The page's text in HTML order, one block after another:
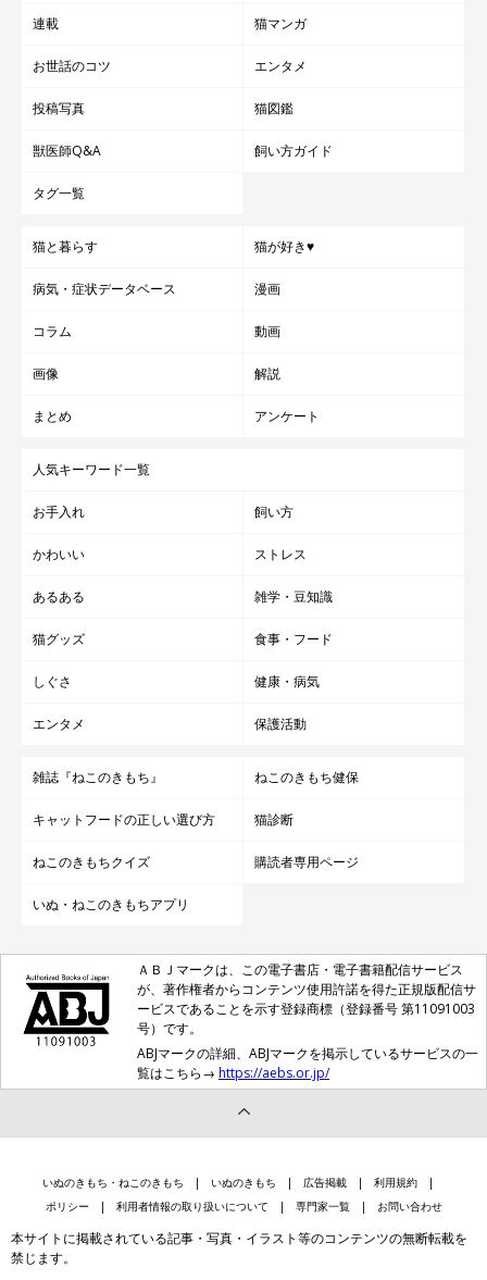
猫が荷物のニオイを嗅ぐときに注意したいこと
「ニオイの強いものや揮発するもの、猫が中毒を起こす可能性が
あるものには注意が必要です。たとえば、香水や消臭剤、消毒剤
愛猫がこうしたものを嗅がないよう、気をつけましょう」
（監修：ねこのきもち獣医師相談室 獣医師・岡本りさ先生）
ねこのきもちWEB MAGAZINE『飼い主さんの荷物のニオイを確認
する猫に関するアンケート』
※写真はスマホアプリ「いぬ・ねこのきもち」で投稿されたもの
※記事の内容は2026年6月時点の情報です。
取材・文／雨宮カイ
連載 猫マンガ
お世話のコツ エンタメ
投稿写真 猫図鑑
獣医師Q&A 飼い方ガイド
タグ一覧
猫と暮らす 猫が好き♥
病気・症状データベース 漫画
コラム 動画
画像 解説
まとめ アンケート
人気キーワード一覧
お手入れ 飼い方
かわいい ストレス
あるある 雑学・豆知識
猫グッズ 食事・フード
しぐさ 健康・病気
エンタメ 保護活動
雑誌『ねこのきもち』 ねこのきもち健保
キャットフードの正しい選び方 猫診断
ねこのきもちクイズ 購読者専用ページ
いぬ・ねこのきもちアプリ
ＡＢＪマークは、この電子書店・電子書籍配信サービス
が、著作権者からコンテンツ使用許諾を得た正規版配信サ
ービスであることを示す登録商標（登録番号 第11091003
号）です。
ABJマークの詳細、ABJマークを掲示しているサービスの一
覧はこちら→ https://aebs.or.jp/
いぬのきもち・ねこのきもち いぬのきもち 広告掲載
利用規約
ポリシー
利用者情報の取り扱いについて 専門家一覧 お問い合わせ
本サイトに掲載されている記事・写真・イラスト等のコンテンツの無断転載を
禁じます。